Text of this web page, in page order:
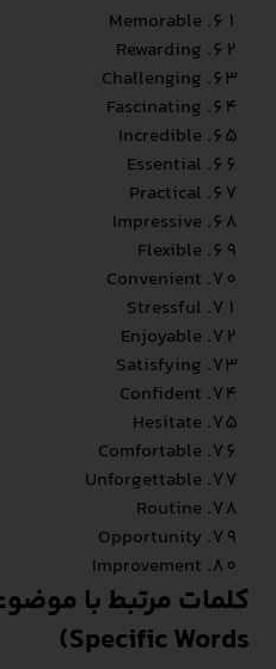
Memorable
Rewarding
Challenging
Fascinating
Incredible
Essential
Practical
Impressive
Flexible
Convenient
Stressful
Enjoyable
Satisfying
Confident
Hesitate
Comfortable
Unforgettable
Routine
Opportunity
Improvement
Specific Words)